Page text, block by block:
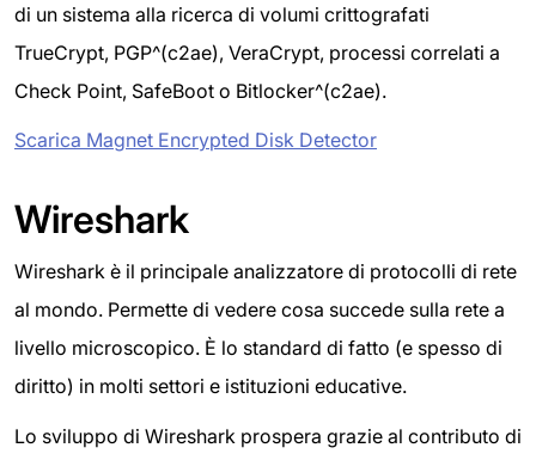
di un sistema alla ricerca di volumi crittografati
TrueCrypt, PGP^(c2ae), VeraCrypt, processi correlati a
Check Point, SafeBoot o Bitlocker^(c2ae).
Scarica Magnet Encrypted Disk Detector
Wireshark
Wireshark è il principale analizzatore di protocolli di rete
al mondo. Permette di vedere cosa succede sulla rete a
livello microscopico. È lo standard di fatto (e spesso di
diritto) in molti settori e istituzioni educative.
Lo sviluppo di Wireshark prospera grazie al contributo di